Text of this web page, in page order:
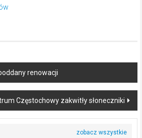
renowacji
Częstochowy zakwitły słoneczniki